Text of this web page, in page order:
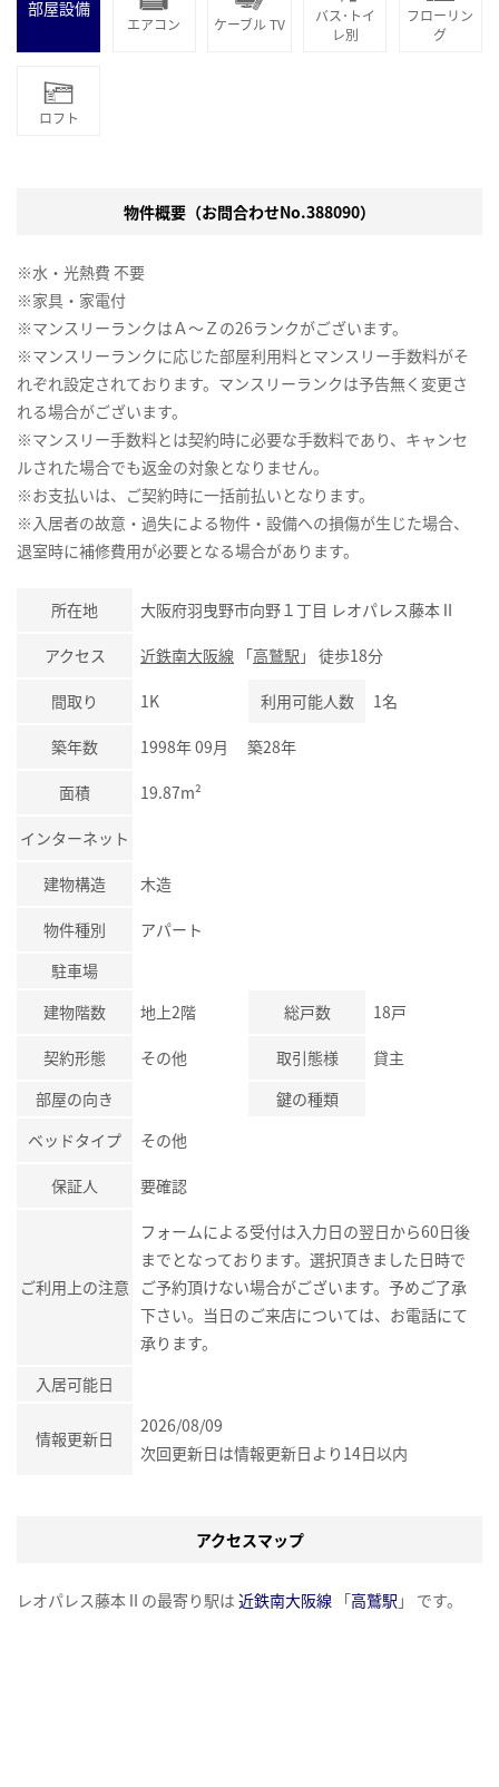
部屋設備
エアコン ケーブル TV
バス･トイ
レ別
フローリン
グ
ロフト
物件概要（お問合わせNo.388090）
※水・光熱費 不要
※家具・家電付
※マンスリーランクはＡ～Ｚの26ランクがございます。
※マンスリーランクに応じた部屋利用料とマンスリー手数料がそ
れぞれ設定されております。マンスリーランクは予告無く変更さ
れる場合がございます。
※マンスリー手数料とは契約時に必要な手数料であり、キャンセ
ルされた場合でも返金の対象となりません。
※お支払いは、ご契約時に一括前払いとなります。
※入居者の故意・過失による物件・設備への損傷が生じた場合、
退室時に補修費用が必要となる場合があります。
所在地 大阪府羽曳野市向野１丁目 レオパレス藤本Ⅱ
アクセス 近鉄南大阪線 「高鷲駅 」 徒歩18分
間取り 1K 利用可能人数 1名
築年数 1998年 09月 築28年
面積 19.87m²
インターネット
建物構造 木造
物件種別
アパート
駐車場
建物階数
地上2階 総戸数 18戸
契約形態 その他 取引態様
貸主
部屋の向き
鍵の種類
ベッドタイプ
その他
保証人 要確認
ご利用上の注意
フォームによる受付は入力日の翌日から60日後
までとなっております。選択頂きました日時で
ご予約頂けない場合がございます。予めご了承
下さい。当日のご来店については、お電話にて
承ります。
入居可能日
情報更新日
2026/08/09
次回更新日は情報更新日より14日以内
アクセスマップ
レオパレス藤本Ⅱの最寄り駅は 近鉄南大阪線 「高鷲駅 」 です。